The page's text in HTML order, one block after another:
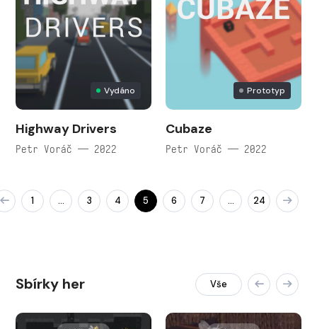
Vydáno
Highway Drivers
Petr Voráč — 2022
Prototyp
Cubaze
Petr Voráč — 2022
1 … 3 4 5 6 7 … 24
Sbírky her Vše